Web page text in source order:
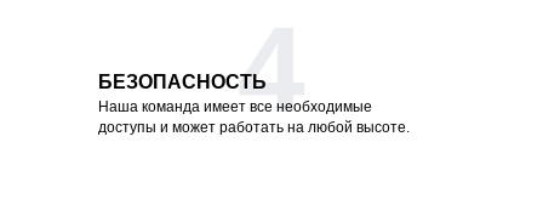
4
Наша команда имеет все необходимые
доступы и может работать на любой высоте.
БЕЗОПАСНОСТЬ